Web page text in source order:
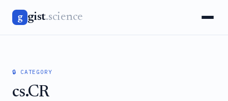
g gist.science
🔒 CATEGORY
cs.CR